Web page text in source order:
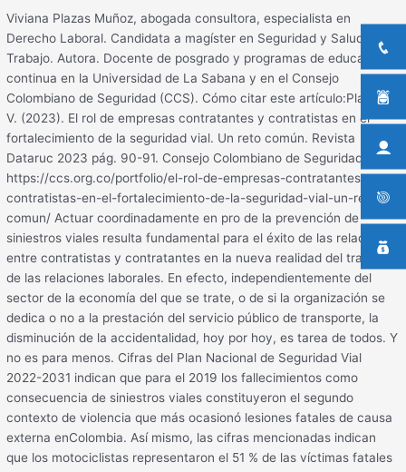
Viviana Plazas Muñoz, abogada consultora, especialista en
Derecho Laboral. Candidata a magíster en Seguridad y Salud en el
Trabajo. Autora. Docente de posgrado y programas de educación
continua en la Universidad de La Sabana y en el Consejo
Colombiano de Seguridad (CCS). Cómo citar este artículo:Plazas,
V. (2023). El rol de empresas contratantes y contratistas en el
fortalecimiento de la seguridad vial. Un reto común. Revista
Dataruc 2023 pág. 90-91. Consejo Colombiano de Seguridad.
https://ccs.org.co/portfolio/el-rol-de-empresas-contratantes-y-
contratistas-en-el-fortalecimiento-de-la-seguridad-vial-un-reto-
comun/ Actuar coordinadamente en pro de la prevención de
siniestros viales resulta fundamental para el éxito de las relaciones
entre contratistas y contratantes en la nueva realidad del trabajo y
de las relaciones laborales. En efecto, independientemente del
sector de la economía del que se trate, o de si la organización se
dedica o no a la prestación del servicio público de transporte, la
disminución de la accidentalidad, hoy por hoy, es tarea de todos. Y
no es para menos. Cifras del Plan Nacional de Seguridad Vial
2022-2031 indican que para el 2019 los fallecimientos como
consecuencia de siniestros viales constituyeron el segundo
contexto de violencia que más ocasionó lesiones fatales de causa
externa enColombia. Así mismo, las cifras mencionadas indican
que los motociclistas representaron el 51 % de las víctimas fatales